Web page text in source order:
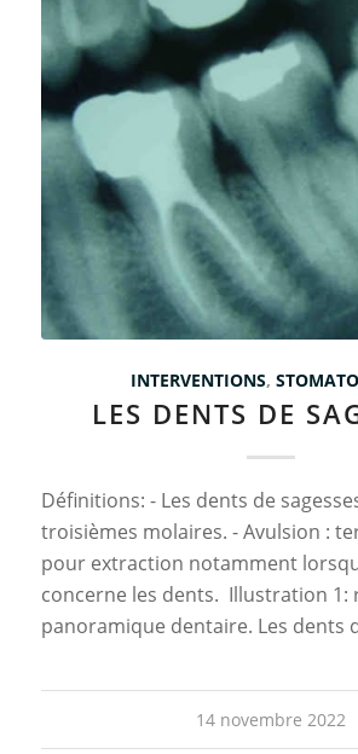
INTERVENTIONS,
LES DENTS DE
Définitions: - Les dents de
troisièmes molaires. - Avulsion :
pour extraction notamment
concerne les dents. Illustration 1:
panoramique dentaire. Les dents
14 novembre 2022